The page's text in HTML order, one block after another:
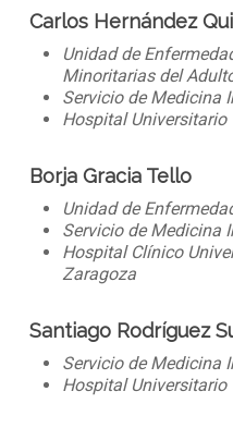
Carlos Hernández
Unidad de
Minoritarias del
Servicio de Medicina
Hospital Universitario
Borja Gracia Tello
Unidad de
Servicio de Medicina
Hospital Clínico
Zaragoza
Santiago Rodríguez
Servicio de Medicina
Hospital Universitario